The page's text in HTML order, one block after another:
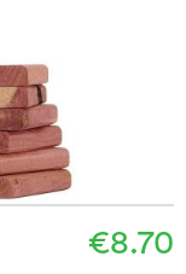
€8.70